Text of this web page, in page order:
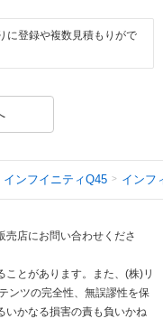
に登録や複数見積もりがで
インフイニティQ45 インフ
店にお問い合わせくださ
とがあります。また、(株)リ
ンツの完全性、無誤謬性を保
いかなる損害の責も負いかね